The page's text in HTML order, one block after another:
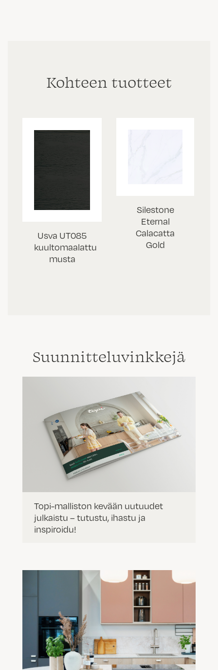
Kohteen tuotteet
Usva UT085
kuultomaalattu
musta
Silestone
Eternal
Calacatta
Gold
Suunnittelu­vinkkejä
Topi-malliston kevään uutuudet
julkaistu – tutustu, ihastu ja
inspiroidu!